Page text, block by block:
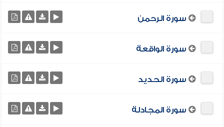
سورة الرحمن
سورة الواقعة
سورة الحديد
سورة المجادلة